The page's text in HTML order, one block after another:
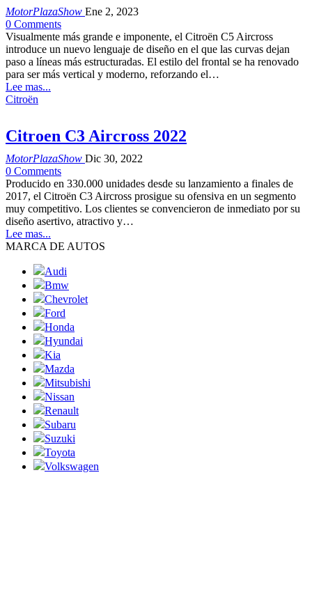
MotorPlazaShow Ene 2, 2023
0 Comments
Visualmente más grande e imponente, el Citroën C5 Aircross
introduce un nuevo lenguaje de diseño en el que las curvas dejan
paso a líneas más estructuradas. El estilo del frontal se ha renovado
para ser más vertical y moderno, reforzando el…
Lee mas...
Citroën
Citroen C3 Aircross 2022
MotorPlazaShow Dic 30, 2022
0 Comments
Producido en 330.000 unidades desde su lanzamiento a finales de
2017, el Citroën C3 Aircross prosigue su ofensiva en un segmento
muy competitivo. Los clientes se convencieron de inmediato por su
diseño asertivo, atractivo y…
Lee mas...
MARCA DE AUTOS
Audi
Bmw
Chevrolet
Ford
Honda
Hyundai
Kia
Mazda
Mitsubishi
Nissan
Renault
Subaru
Suzuki
Toyota
Volkswagen